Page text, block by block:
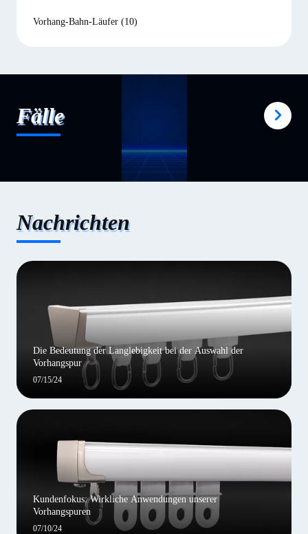
Vorhang-Bahn-Läufer (10)
Fälle
Nachrichten
Die Bedeutung der Langlebigkeit bei der Auswahl der
Vorhangspur
07/15/24
Kundenfokus: Wirkliche Anwendungen unserer
Vorhangspuren
07/10/24